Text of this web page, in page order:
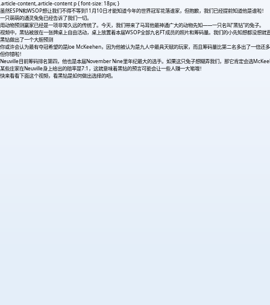
.article-content,.article-content p { font-size: 18px; }
虽然ESPN和WSOP想让我们不得不等到11月10日才能知道今年的世界冠军花落谁家，但抱歉，我们已经提前知道他是谁啦！
一只萌萌的通灵兔兔已经告诉了我们一切。
用动物预测赢家已经是一项非常久远的传统了。今天，我们带来了马耳他最神通广大的动物先知——一只名叫“黑钻”的兔子。
视频中，黑钻被放在一张牌桌上自由活动，桌上放置着本届WSOP全部九名FT成员的照片和筹码量。我们的小先知想都没想
黑钻做出了一个大胆预测
你或许会认为最有夺冠希望的是Joe McKeehen，因为他被认为是九人中最具天赋的玩家，而且筹码量比第二名多出了一倍还
但你错啦！
Neuville目前筹码排名第四，他也是本届November Nine里年纪最大的选手。如果这只兔子想糊弄我们，那它肯定会选
某些庄家在Neuville身上给出的赔率是7:1，这就意味着黑钻的预言可能会让一些人赚一大笔哦！
快来看看下面这个视频，看黑钻是如何做出选择的吧。